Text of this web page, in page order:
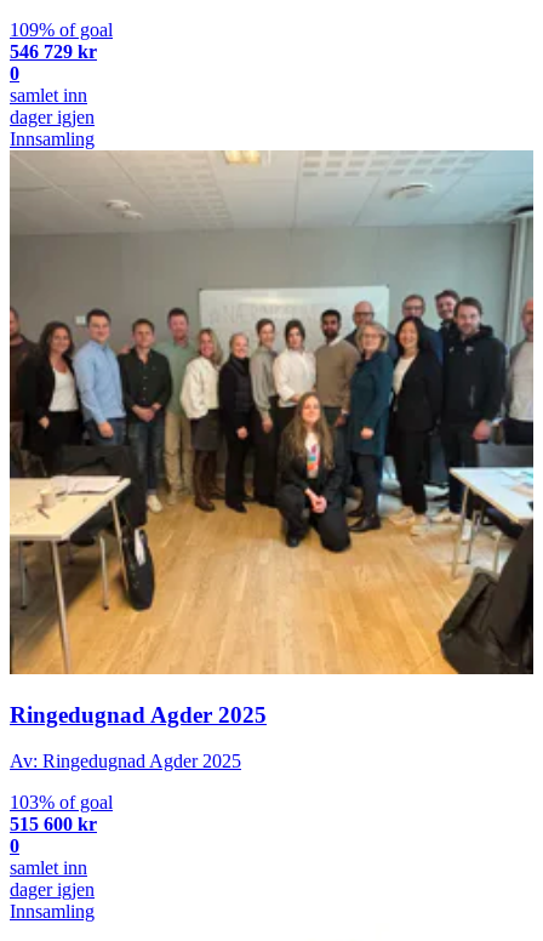
109% of goal
546 729 kr
0
samlet inn
dager igjen
Innsamling
Ringedugnad Agder 2025
Av: Ringedugnad Agder 2025
103% of goal
515 600 kr
0
samlet inn
dager igjen
Innsamling